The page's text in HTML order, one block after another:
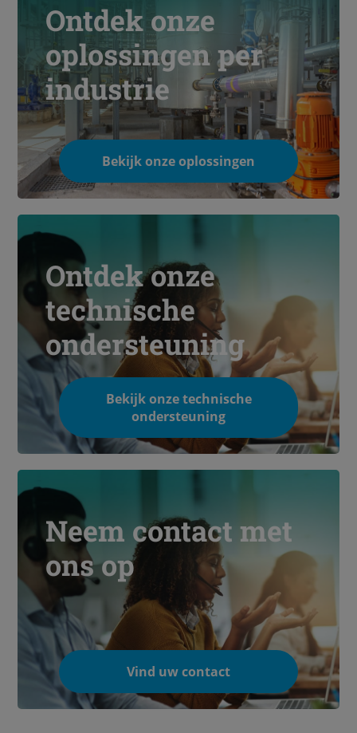
Ontdek onze
oplossingen per
industrie
Bekijk onze oplossingen
Ontdek onze
technische
ondersteuning
Bekijk onze technische
ondersteuning
Neem contact met
ons op
Vind uw contact